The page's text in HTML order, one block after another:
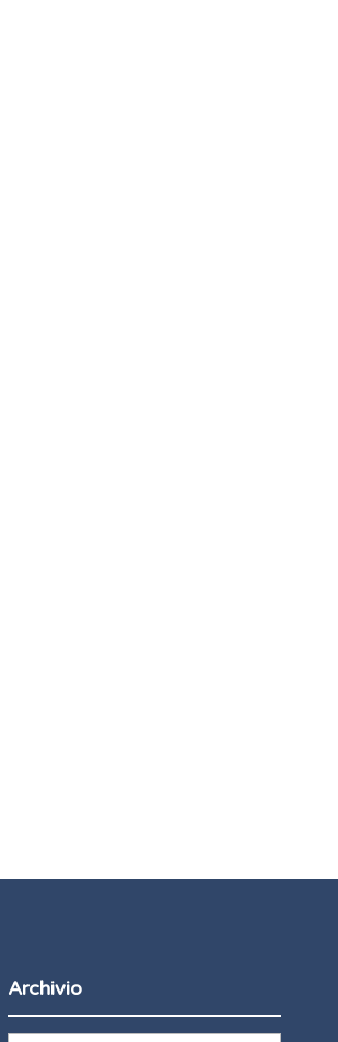
Archivio